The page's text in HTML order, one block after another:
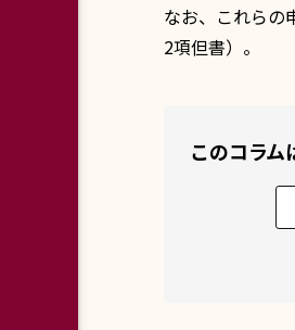
なお、これらの
2項但書）。
このコラム